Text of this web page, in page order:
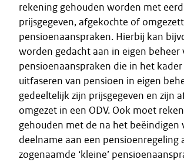
rekening gehouden worden met
prijsgegeven, afgekochte of
pensioenaanspraken. Hierbij kan
worden gedacht aan in eigen beheer
pensioenaanspraken die in het
uitfaseren van pensioen in eigen
gedeeltelijk zijn prijsgegeven en zijn
omgezet in een ODV. Ook moet
gehouden met de na het beëindigen
deelname aan een pensioenregeling
zogenaamde ‘kleine’